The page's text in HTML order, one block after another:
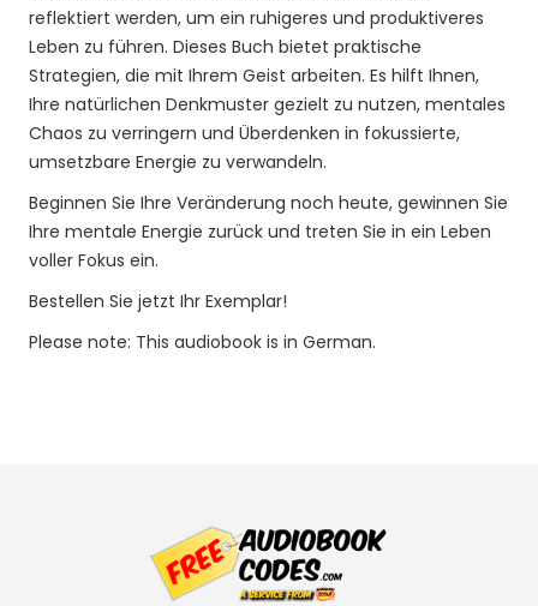
reflektiert werden, um ein ruhigeres und produktiveres
Leben zu führen. Dieses Buch bietet praktische
Strategien, die mit Ihrem Geist arbeiten. Es hilft Ihnen,
Ihre natürlichen Denkmuster gezielt zu nutzen, mentales
Chaos zu verringern und Überdenken in fokussierte,
umsetzbare Energie zu verwandeln.
Beginnen Sie Ihre Veränderung noch heute, gewinnen Sie
Ihre mentale Energie zurück und treten Sie in ein Leben
voller Fokus ein.
Bestellen Sie jetzt Ihr Exemplar!
Please note: This audiobook is in German.